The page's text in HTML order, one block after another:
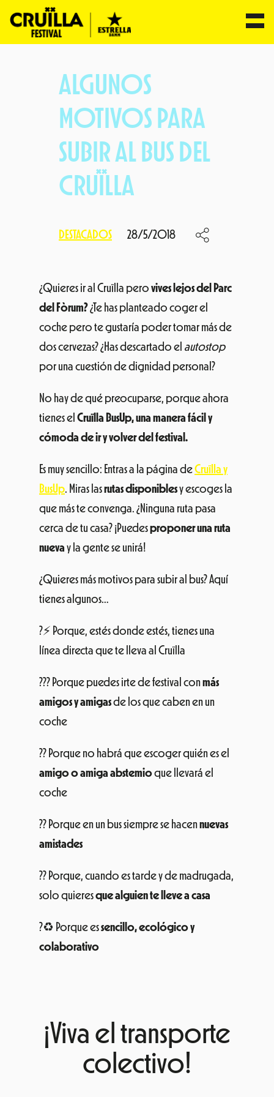
ALGUNOS
MOTIVOS PARA
SUBIR AL BUS DEL
CRUÏLLA
DESTACADOS 28/5/2018
¿Quieres ir al Cruïlla pero vives lejos del Parc
del Fòrum?¿Te has planteado coger el
coche pero te gustaría poder tomar más de
dos cervezas? ¿Has descartado el autostop
por una cuestión de dignidad personal?
No hay de qué preocuparse, porque ahora
tienes el Cruïlla BusUp, una manera fácil y
cómoda de ir y volver del festival.
Es muy sencillo: Entras a la página deCruïlla y
BusUp. Miras lasrutas disponiblesy escoges la
que más te convenga. ¿Ninguna ruta pasa
cerca de tu casa? ¡Puedesproponer una ruta
nueva y la gente se unirá!
¿Quieres más motivos para subir al bus? Aquí
tienes algunos…
?⚡ Porque, estés donde estés, tienes una
línea directa que te lleva al Cruïlla
??? Porque puedes irte de festival conmás
amigos y amigasde los que caben en un
coche
?? Porque no habrá que escoger quién es el
amigo o amiga abstemioque llevará el
coche
?? Porque en un bus siempre se hacennuevas
amistades
?? Porque, cuando es tarde y de madrugada,
solo quieresque alguien te lleve a casa
?♻ Porque essencillo, ecológico y
colaborativo
¡Viva el transporte
colectivo!